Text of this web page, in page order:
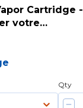
Cartridge -
votre
Qty